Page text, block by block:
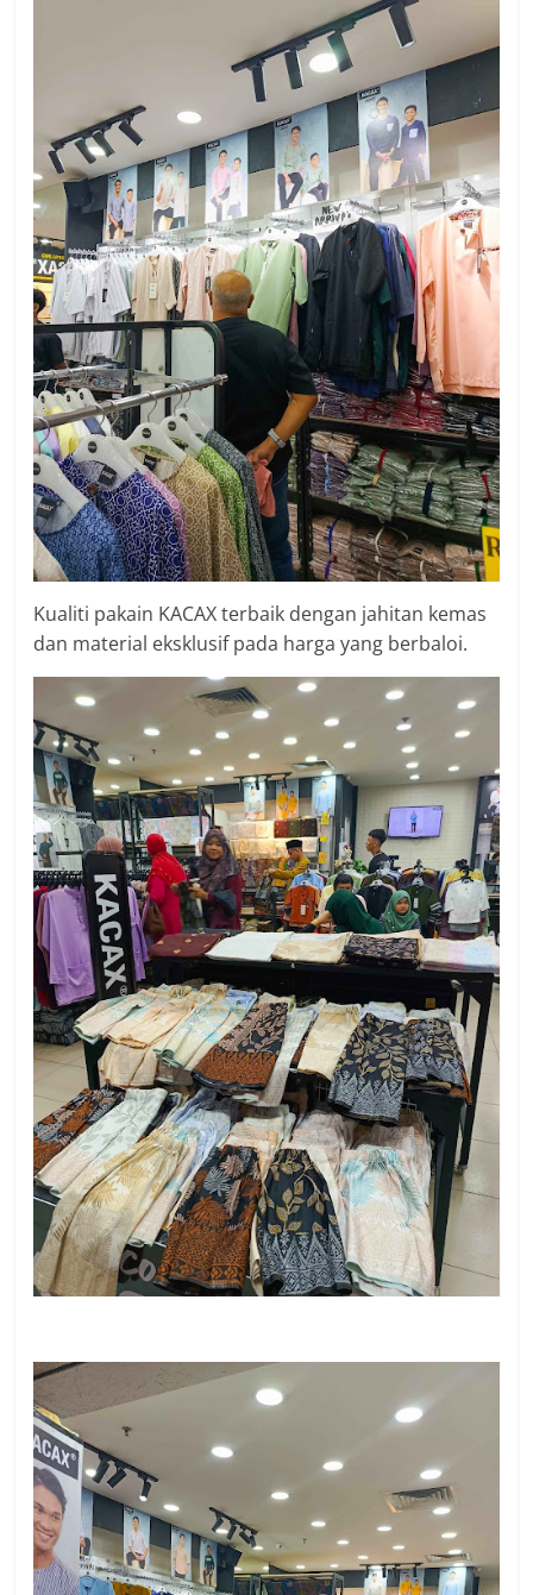
Kualiti pakain KACAX terbaik dengan jahitan kemas
dan material eksklusif pada harga yang berbaloi.